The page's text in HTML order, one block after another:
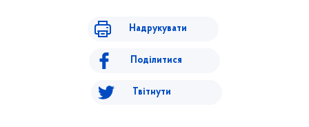
Надрукувати
Поділитися
Твітнути